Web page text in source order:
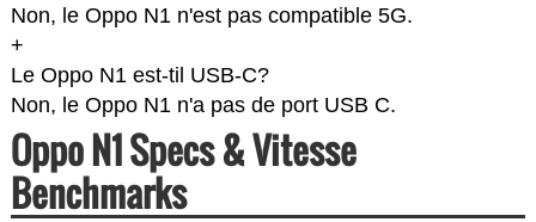
Non, le Oppo N1 n'est pas compatible 5G.
+
Le Oppo N1 est-til USB-C?
Non, le Oppo N1 n'a pas de port USB C.
Oppo N1 Specs & Vitesse
Benchmarks